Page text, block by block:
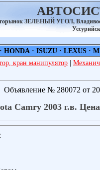
ЗЕЛЕНЫЙ УГОЛ,
HONDA· ISUZU· LEXUS·
кран манипулятор
Объявление № 280072 от
Camry 2003 г.в.